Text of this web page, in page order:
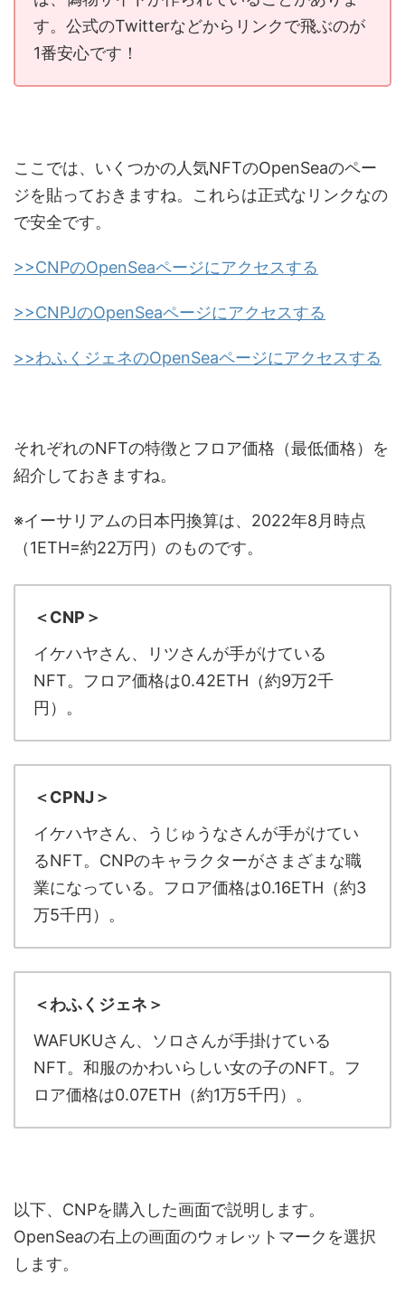
す。公式のTwitterなどからリンクで飛ぶのが
1番安心です！
ここでは、いくつかの人気NFTのOpenSeaのペー
ジを貼っておきますね。これらは正式なリンクなの
で安全です。
>>CNPのOpenSeaページにアクセスする
>>CNPJのOpenSeaページにアクセスする
>>わふくジェネのOpenSeaページにアクセスする
それぞれのNFTの特徴とフロア価格（最低価格）を
紹介しておきますね。
※イーサリアムの日本円換算は、2022年8月時点
（1ETH=約22万円）のものです。
＜CNP＞
イケハヤさん、リツさんが手がけている
NFT。フロア価格は0.42ETH（約9万2千
円）。
＜CPNJ＞
イケハヤさん、うじゅうなさんが手がけてい
るNFT。CNPのキャラクターがさまざまな職
業になっている。フロア価格は0.16ETH（約3
万5千円）。
＜わふくジェネ＞
WAFUKUさん、ソロさんが手掛けている
NFT。和服のかわいらしい女の子のNFT。フ
ロア価格は0.07ETH（約1万5千円）。
以下、CNPを購入した画面で説明します。
OpenSeaの右上の画面のウォレットマークを選択
します。